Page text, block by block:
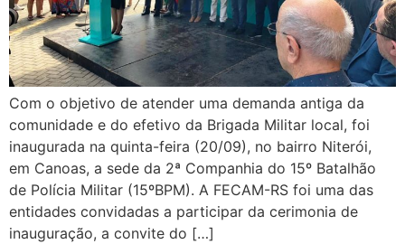
Com o objetivo de atender uma demanda antiga da
comunidade e do efetivo da Brigada Militar local, foi
inaugurada na quinta-feira (20/09), no bairro Niterói,
em Canoas, a sede da 2ª Companhia do 15º Batalhão
de Polícia Militar (15ºBPM). A FECAM-RS foi uma das
entidades convidadas a participar da cerimonia de
inauguração, a convite do […]